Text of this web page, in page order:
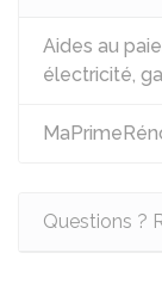
Aides au
électricité,
Questions ?